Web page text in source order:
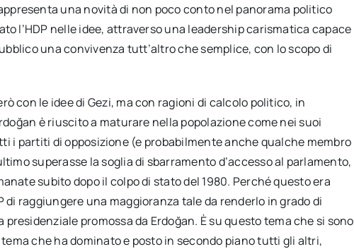
una novità di non poco conto nel panorama politico
l’HDP nelle idee, attraverso una leadership carismatica capace
una convivenza tutt’altro che semplice, con lo scopo di
con le idee di Gezi, ma con ragioni di calcolo politico, in
è riuscito a maturare nella popolazione come nei suoi
i partiti di opposizione (e probabilmente anche qualche membro
superasse la soglia di sbarramento d’accesso al parlamento,
subito dopo il colpo di stato del 1980. Perché questo era
di raggiungere una maggioranza tale da renderlo in grado di
promossa da Erdoğan. È su questo tema che si sono
che ha dominato e posto in secondo piano tutti gli altri,